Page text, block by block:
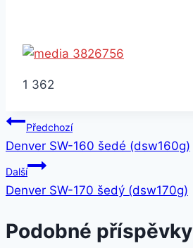
1 362
Navigace
pro
příspěvek
Předchozí
Denver SW-160 šedé (dsw160g)
Další
Denver SW-170 šedý (dsw170g)
Podobné příspěvky